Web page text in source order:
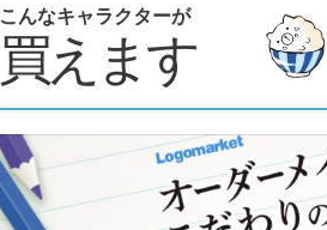
こんなキャラクターが
買えます